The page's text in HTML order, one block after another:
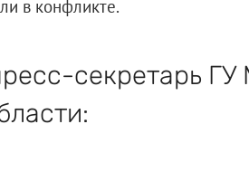
в конфликте.
секретарь